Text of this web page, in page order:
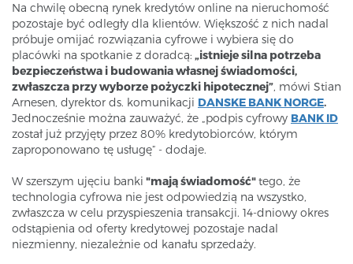
Na chwilę obecną rynek kredytów online na nieruchomość
pozostaje być odległy dla klientów. Większość z nich nadal
próbuje omijać rozwiązania cyfrowe i wybiera się do
placówki na spotkanie z doradcą: „istnieje silna potrzeba
bezpieczeństwa i budowania własnej świadomości,
zwłaszcza przy wyborze pożyczki hipotecznej”, mówi Stian
Arnesen, dyrektor ds. komunikacji DANSKE BANK NORGE.
Jednocześnie można zauważyć, że „podpis cyfrowy BANK ID
został już przyjęty przez 80% kredytobiorców, którym
zaproponowano tę usługę” - dodaje.
W szerszym ujęciu banki "mają świadomość"tego, że
technologia cyfrowa nie jest odpowiedzią na wszystko,
zwłaszcza w celu przyspieszenia transakcji. 14-dniowy okres
odstąpienia od oferty kredytowej pozostaje nadal
niezmienny, niezależnie od kanału sprzedaży.